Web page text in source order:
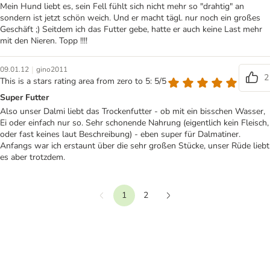
Mein Hund liebt es, sein Fell fühlt sich nicht mehr so "drahtig" an
sondern ist jetzt schön weich. Und er macht tägl. nur noch ein großes
Geschäft ;) Seitdem ich das Futter gebe, hatte er auch keine Last mehr
mit den Nieren. Topp !!!!
09.01.12 | gino2011
This is a stars rating area from zero to 5: 5/5
2
Super Futter
Also unser Dalmi liebt das Trockenfutter - ob mit ein bisschen Wasser,
Ei oder einfach nur so. Sehr schonende Nahrung (eigentlich kein Fleisch,
oder fast keines laut Beschreibung) - eben super für Dalmatiner.
Anfangs war ich erstaunt über die sehr großen Stücke, unser Rüde liebt
es aber trotzdem.
Vorherige
1
2